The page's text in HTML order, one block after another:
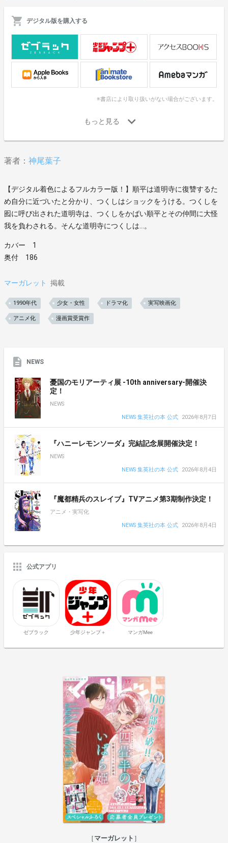
デジタル版を購入する
※書店により取り扱いがない場合がございます。
著者： 神尾葉子
【デジタル着色によるフルカラー版！】順平は道明寺に復讐するた
め自分に近づいたと分かり、つくしはショックをうける。つくしを
囮に呼び出された道明寺は、つくしをかばい順平とその仲間に大怪
我を負わされる。そんな道明寺につくしは…。
カバー 1
奥付 186
マーガレット 掲載
1990年代 少女・女性 ドラマ化 実写映画化
アニメ化 漫画賞受賞作
NEWS
憂国のモリアーティ展 -10th anniversary-開催決
定！
NEWS
NEWS 集英社の本 公式
2026年8月7日
『ハニーレモンソーダ』完結記念展開催決定！
NEWS
NEWS 集英社の本 公式
2026年8月4日
『魔都精兵のスレイブ』TVアニメ第3期制作決定！
アニメ・実写化
NEWS 集英社の本 公式
2026年8月4日
公式アプリ
ゼブラック 少年ジャンプ＋ マンガMee
マーガレット